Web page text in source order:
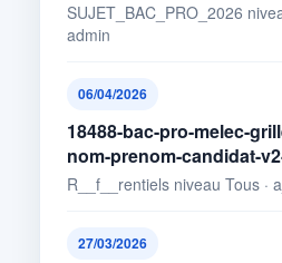
SUJET_BAC_PRO_2026
admin
06/04/2026
18488-bac-pro-melec-
nom-prenom-candidat-
R__f__rentiels niveau Tous ·
27/03/2026